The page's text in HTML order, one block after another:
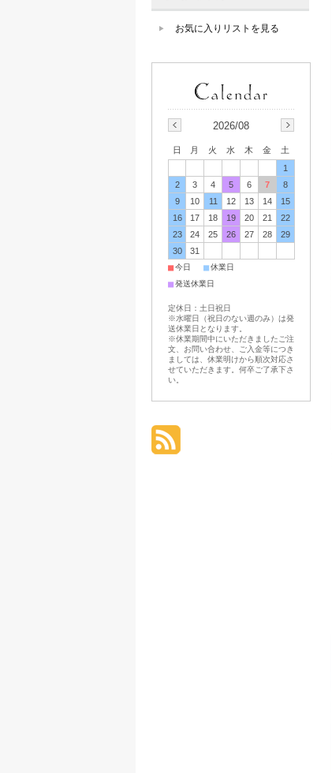
お気に入りリストを見る
2026/08
日 月 火 水 木 金
土
1
2
3 4 5 6 7
8
9
10 11 12 13 14
15
16
17 18 19 20 21
22
23
24 25 26 27 28
29
30
31
■今日 ■休業日
■発送休業日
定休日：土日祝日
※水曜日（祝日のない週のみ）は発
送休業日となります。
※休業期間中にいただきましたご注
文、お問い合わせ、ご入金等につき
ましては、休業明けから順次対応さ
せていただきます。何卒ご了承下さ
い。